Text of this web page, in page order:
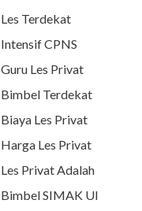
Les Terdekat
Intensif CPNS
Guru Les Privat
Bimbel Terdekat
Biaya Les Privat
Harga Les Privat
Les Privat Adalah
Bimbel SIMAK UI